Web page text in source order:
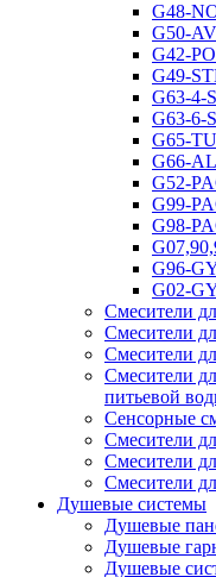
G48-
G50-
G42-
G49-
G63-4-
G63-6-
G65-
G66-
G52-
G99-
G98-
G96-
G02-
Смесители
Смесители
Смесители
Смесители
питьевой
Сенсорные
Смесители
Смесители
Смесители
Душевые системы
Душевые
Душевые
Душевые